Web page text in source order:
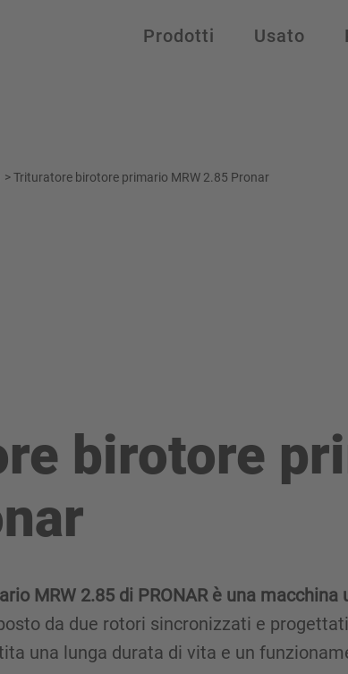
Prodotti Usato
>Trituratore birotore primario MRW 2.85 Pronar
birotore
MRW 2.85 di PRONAR è una
da due rotori sincronizzati e
una lunga durata di vita e un